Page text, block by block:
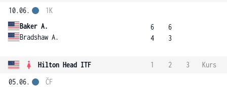
10.06.
Baker A.
Bradshaw A.
1K
6
4
6
3
Hilton Head ITF 1 2 3
Kurs
05.06.
ČF